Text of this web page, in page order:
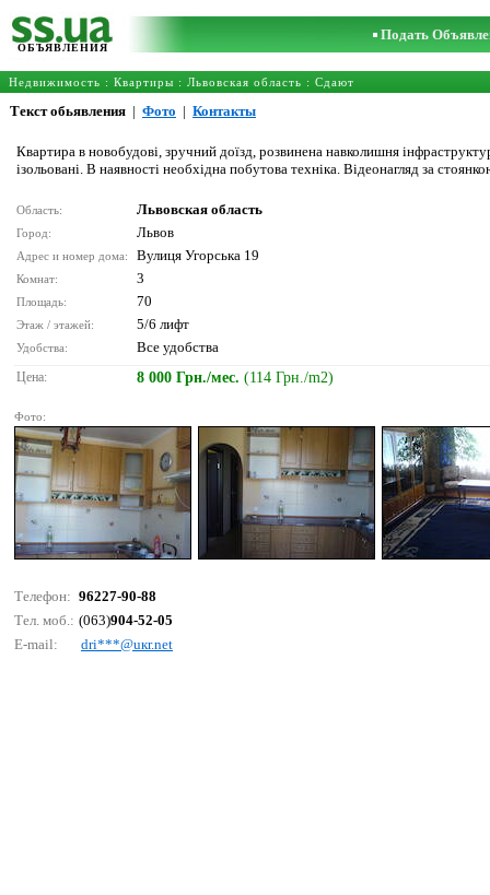
ОБЪЯВЛЕНИЯ
Подать
Недвижимость : Квартиры : Львовская область : Сдают
Текст обьявления | Фото | Контакты
Квартира в новобудові, зручний доїзд, розвинена навколишня
ізольовані. В наявності необхідна побутова техніка. Відеонагляд за
Область: Львовская область
Город: Львов
Адрес и номер дома: Вулиця Угорська 19
Комнат: 3
Площадь: 70
Этаж / этажей: 5/6 лифт
Удобства: Все удобства
Цена: 8 000 Грн./мес. (114 Грн./m2)
Фото:
Телефон: 96227-90-88
Тел. моб.: (063)904-52-05
E-mail:
dri***@uкr.nеt